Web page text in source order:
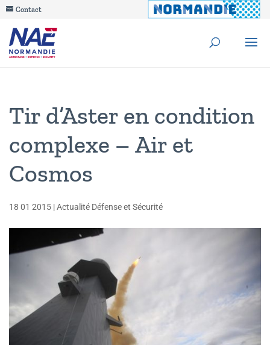
Contact
Tir d’Aster en condition
complexe – Air et
Cosmos
18 01 2015 |Actualité Défense et Sécurité